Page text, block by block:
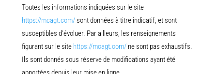
Toutes les informations indiquées sur le site
https://mcagt.com/sont données à titre indicatif, et sont
susceptibles d’évoluer. Par ailleurs, les renseignements
figurant sur le site https://mcagt.com/ne sont pas exhaustifs.
Ils sont donnés sous réserve de modifications ayant été